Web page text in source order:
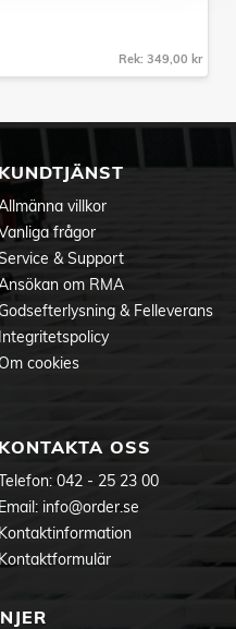
Rek: 349,00 kr
KUNDTJÄNST
villkor
frågor
& Support
om RMA
Godsefterlysning & Felleverans
Integritetspolicy
cookies
KONTAKTA OSS
042 - 25 23 00
Email: info@order.se
Kontaktinformation
Kontaktformulär